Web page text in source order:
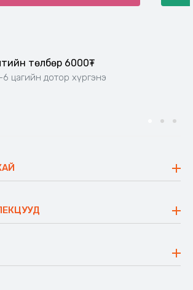
төлбөр 6000₮
цагийн дотор хүргэнэ